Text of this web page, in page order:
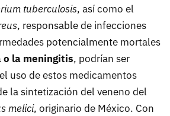
tuberculosis, así como el
, responsable de infecciones
potencialmente mortales
o la meningitis, podrían ser
uso de estos medicamentos
la sintetización del veneno del
melici, originario de México. Con